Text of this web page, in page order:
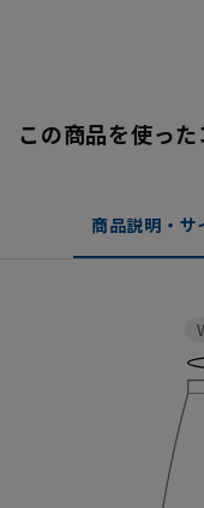
この商品を使っ
商品説明・サ